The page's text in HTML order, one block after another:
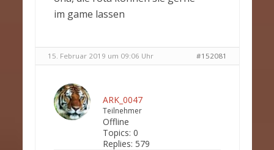
im game lassen
15. Februar 2019 um 09:06 Uhr #152081
ARK_0047
Teilnehmer
Offline
Topics: 0
Replies: 579